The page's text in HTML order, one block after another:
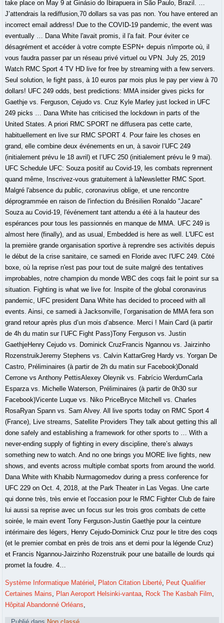
Système Informatique Matériel , Platon Citation Liberté, Peut Qualifier
Certaines Mains, Plan Aeroport Helsinki-vantaa, Rock The Kasbah Film,
Hôpital Abandonné Orléans,